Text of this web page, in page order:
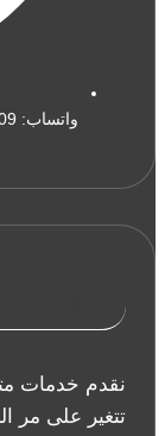
واتساب: 0533038309
نقدم خدمات
تتغير على مر